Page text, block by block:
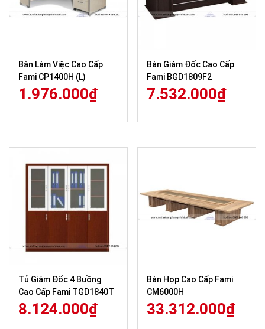
Bàn Làm Việc Cao Cấp
Fami CP1400H (L)
1.976.000₫
Bàn Giám Đốc Cao Cấp
Fami BGD1809F2
7.532.000₫
Tủ Giám Đốc 4 Buồng
Cao Cấp Fami TGD1840T
8.124.000₫
Bàn Họp Cao Cấp Fami
CM6000H
33.312.000₫